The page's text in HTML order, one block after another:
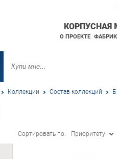
КОРПУСНАЯ
О ПРОЕКТЕ
Коллекции Состав коллекций
Сортировать по: Приоритету